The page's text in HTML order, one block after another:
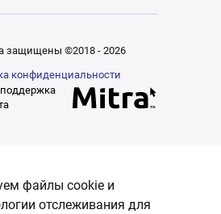
защищены ©2018 - 2026
конфиденциальности
файлы cookie и
отслеживания для